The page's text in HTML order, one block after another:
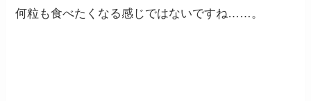
何粒も食べたくなる感じではないですね……。